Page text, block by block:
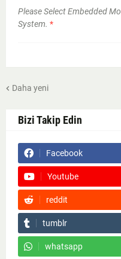
Please Select Embedded
System. *
Daha yeni
Bizi Takip Edin
Facebook
Youtube
reddit
tumblr
whatsapp